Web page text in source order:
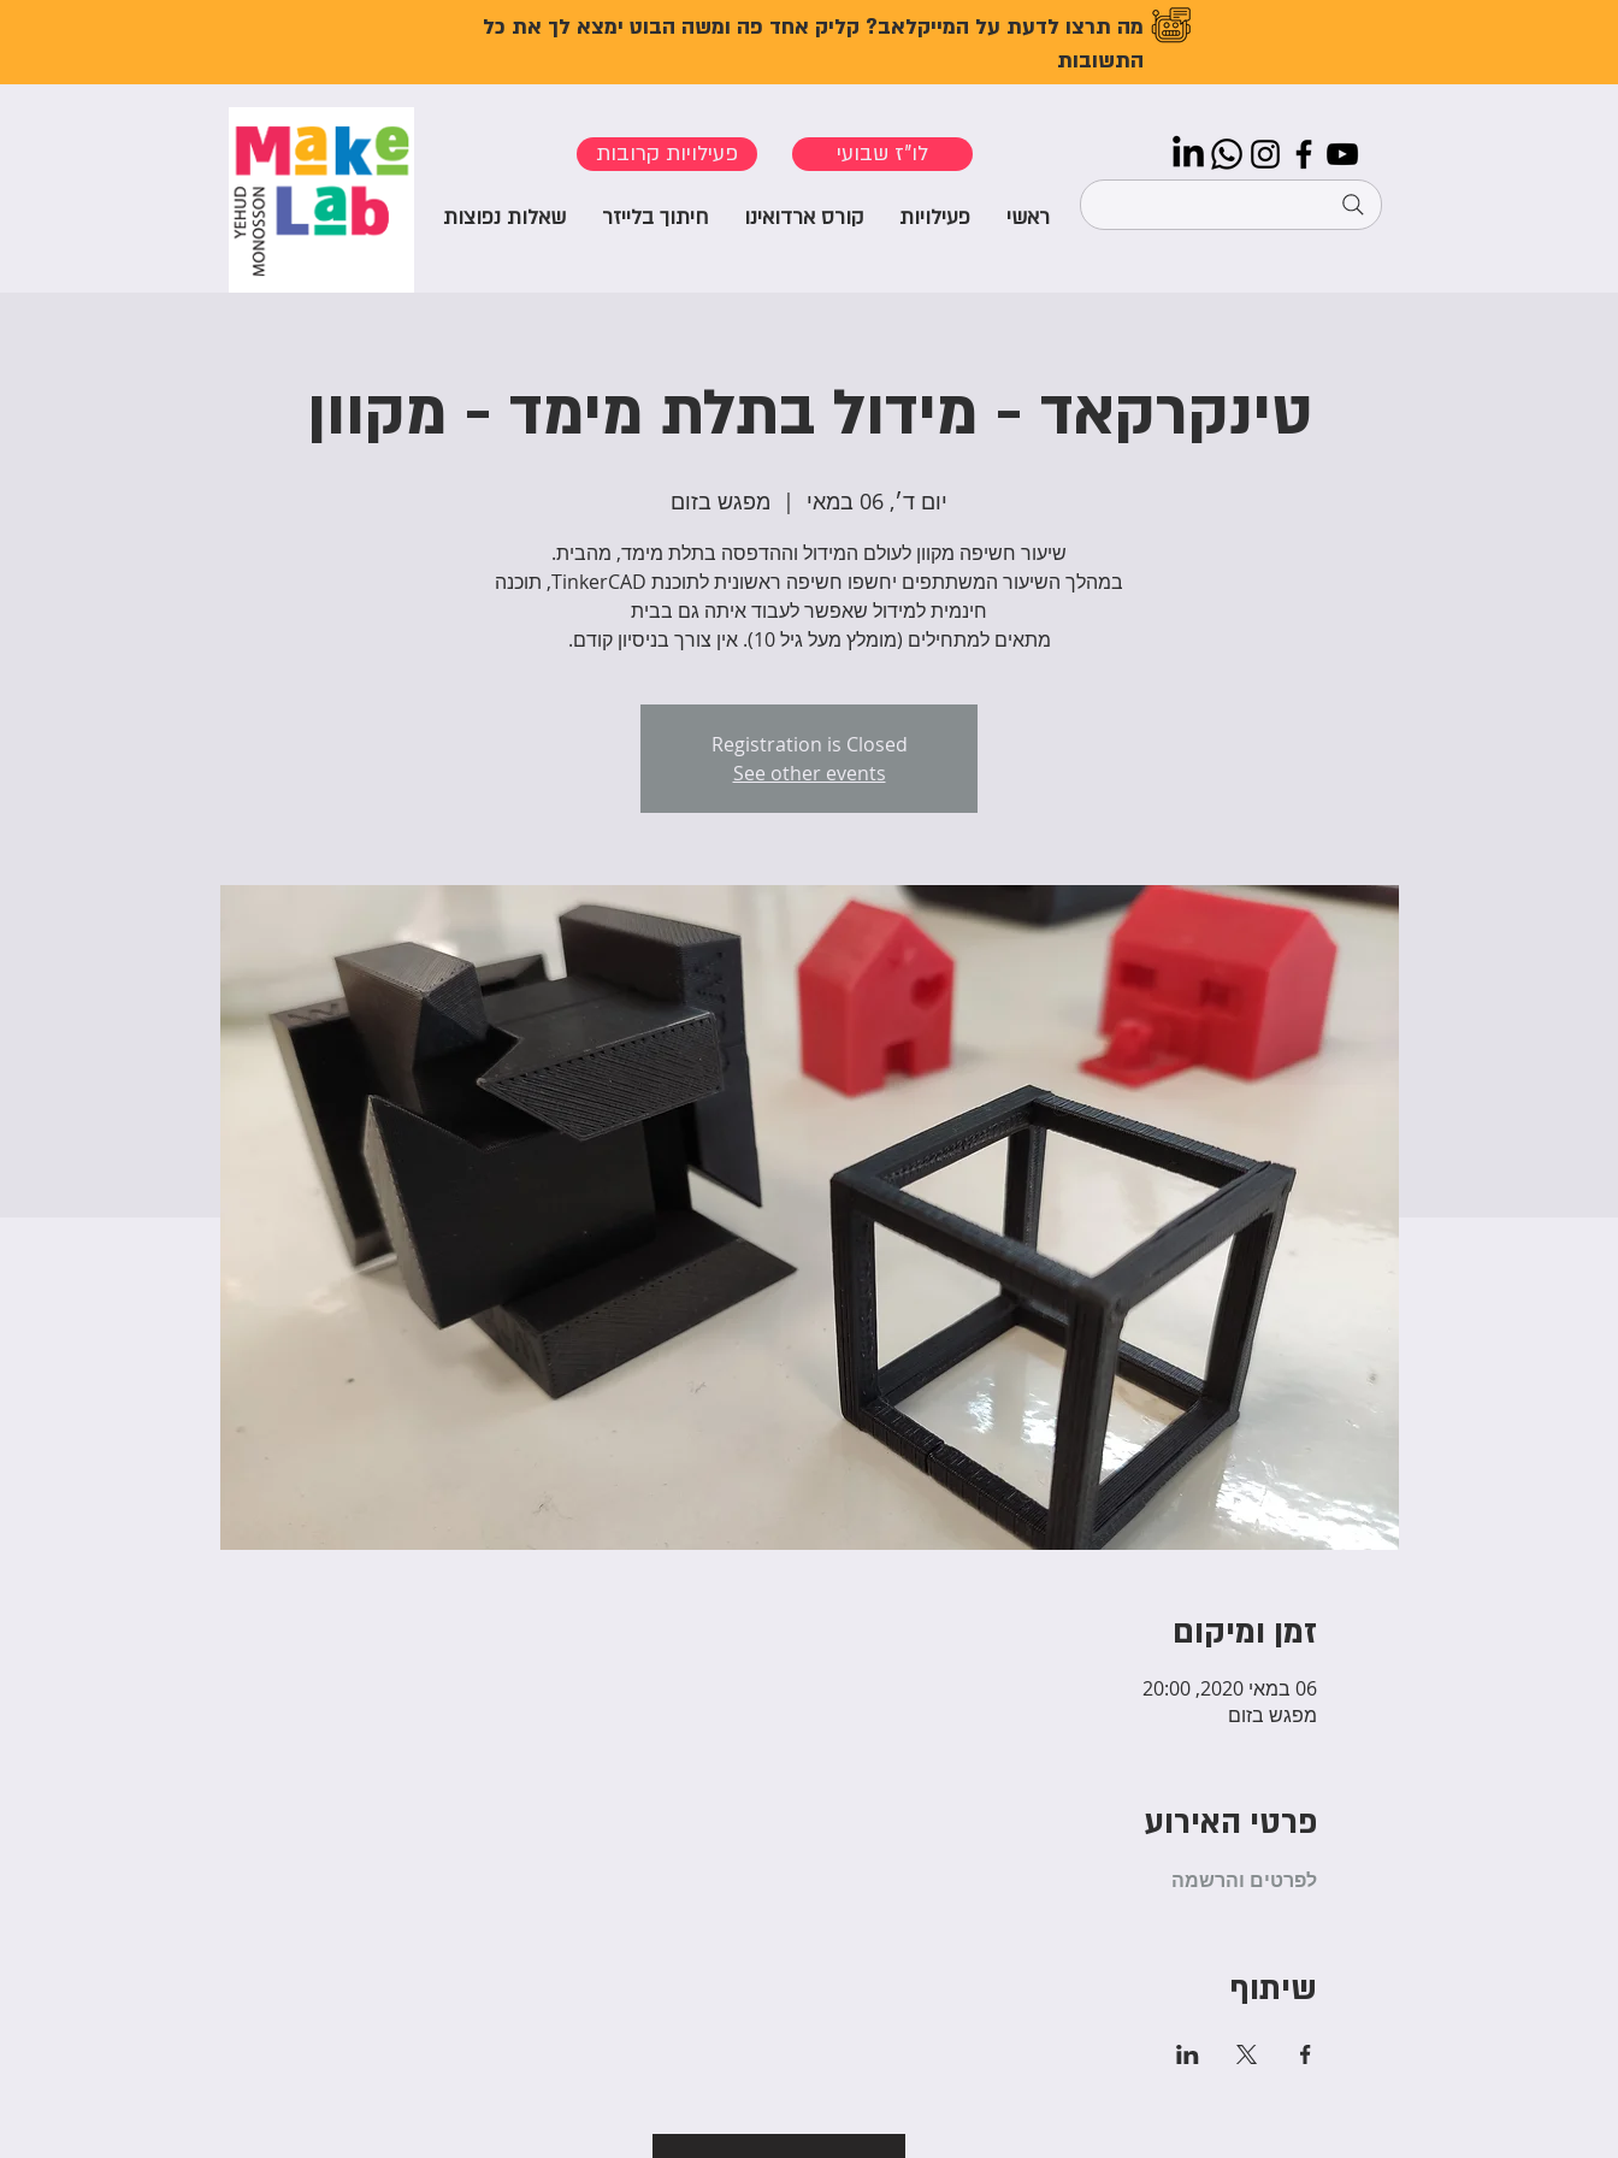
מה תרצו לדעת על המייקלאב? קליק אחד פה ומשה הבוט ימצא לך את כל
התשובות
פעילויות קרובות לו"ז שבועי
ראשי פעילויות קורס ארדואינו חיתוך בלייזר שאלות נפוצות
טינקרקאד - מידול בתלת מימד - מקוון
יום ד׳, 06 במאי
  |
מפגש בזום
במהלך השיעור המשתתפים יחשפו חשיפה ראשונית לתוכנת TinkerCAD, תוכנה
מתאים למתחילים (מומלץ מעל גיל 10). אין צורך בניסיון קודם.
Registration is Closed
See other events
זמן ומיקום
06 במאי 2020, 20:00
מפגש בזום
פרטי האירוע
לפרטים והרשמה
שיתוף